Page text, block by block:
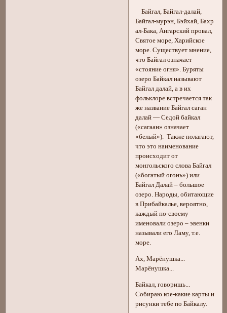
Байгал, Байгал-далай,
Байгал-мурэн, Бэйхай, Бахр
ал-Бака, Ангарский провал,
Святое море, Харийское
море. Существует мнение,
что Байгал означает
«стояние огня». Буряты
озеро Байкал называют
Байгал далай, а в их
фольклоре встречается так
же название Байгал саган
далай — Седой байкал
(«сагаан» означает
«белый»). Также полагают,
что это наименование
происходит от
монгольского слова Байгал
(«богатый огонь») или
Байгал Далай – большое
озеро. Народы, обитающие
в Прибайкалье, вероятно,
каждый по-своему
именовали озеро – эвенки
называли его Ламу, т.е.
море.
Aх, Марёнушка...
Марёнушка...
Байкал, говоришь...
Собираю кое-какие карты и
рисунки тебе по Байкалу.